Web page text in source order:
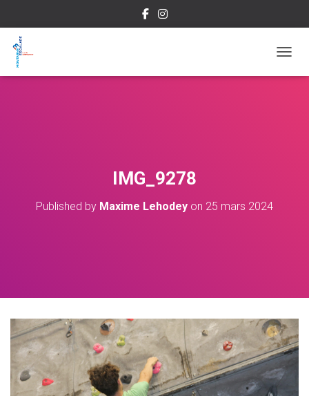
IMG_9278
Published by Maxime Lehodey on 25 mars 2024